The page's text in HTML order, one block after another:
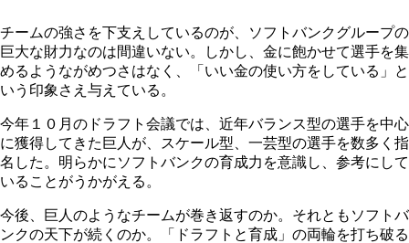
チームの強さを下支えしているのが、ソフトバンクグループの
巨大な財力なのは間違いない。しかし、金に飽かせて選手を集
めるようながめつさはなく、「いい金の使い方をしている」と
いう印象さえ与えている。
今年１０月のドラフト会議では、近年バランス型の選手を中心
に獲得してきた巨人が、スケール型、一芸型の選手を数多く指
名した。明らかにソフトバンクの育成力を意識し、参考にして
いることがうかがえる。
今後、巨人のようなチームが巻き返すのか。それともソフトバ
ンクの天下が続くのか。「ドラフトと育成」の両輪を打ち破る